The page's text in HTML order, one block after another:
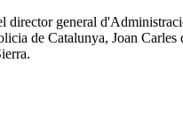
general
de Catalunya, Joan